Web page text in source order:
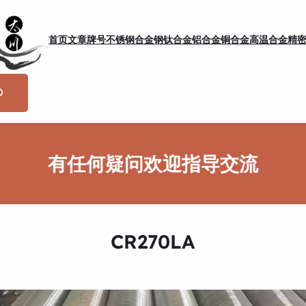
首页文章牌号不锈钢合金钢钛合金铝合金铜合金高温合金精
有任何疑问欢迎指导交流
CR270LA